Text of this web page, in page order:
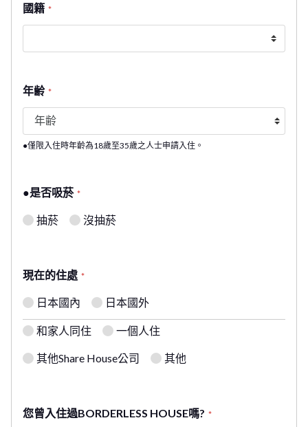
國籍 *
年齢 *
●僅限入住時年齡為18歲至35歲之人士申請入住。
●是否吸菸 *
抽菸 沒抽菸
現在的住處 *
日本國內 日本國外
和家人同住 一個人住
其他Share House公司 其他
您曾入住過BORDERLESS HOUSE嗎? *